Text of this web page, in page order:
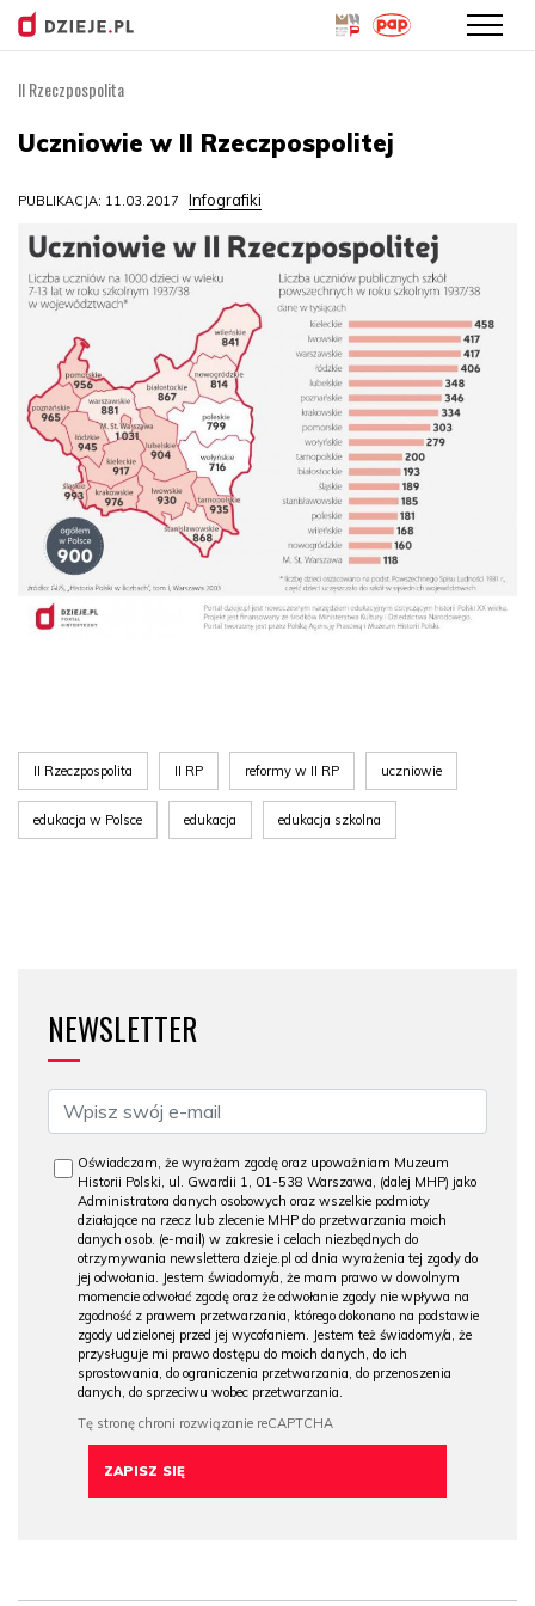
treści
II Rzeczpospolita
Uczniowie w II Rzeczpospolitej
PUBLIKACJA: 11.03.2017 Infografiki
II Rzeczpospolita II RP reformy w II RP uczniowie
edukacja w Polsce edukacja edukacja szkolna
NEWSLETTER
Oświadczam, że wyrażam zgodę oraz upoważniam Muzeum
Historii Polski, ul. Gwardii 1, 01-538 Warszawa, (dalej MHP) jako
Administratora danych osobowych oraz wszelkie podmioty
działające na rzecz lub zlecenie MHP do przetwarzania moich
danych osob. (e-mail) w zakresie i celach niezbędnych do
otrzymywania newslettera dzieje.pl od dnia wyrażenia tej zgody do
jej odwołania. Jestem świadomy/a, że mam prawo w dowolnym
momencie odwołać zgodę oraz że odwołanie zgody nie wpływa na
zgodność z prawem przetwarzania, którego dokonano na podstawie
zgody udzielonej przed jej wycofaniem. Jestem też świadomy/a, że
przysługuje mi prawo dostępu do moich danych, do ich
sprostowania, do ograniczenia przetwarzania, do przenoszenia
danych, do sprzeciwu wobec przetwarzania.